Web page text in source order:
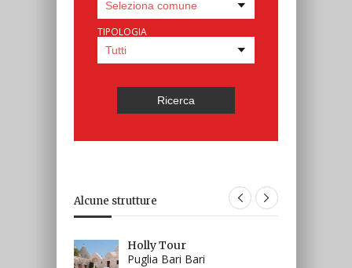
TIPOLOGIA
Alcune strutture
Il Carpino – Casa Vacanze
Puglia Taranto Martina
Ignas Tour
Trentino Alto Adige Bolzano
Holly Tour
Puglia Bari Bari